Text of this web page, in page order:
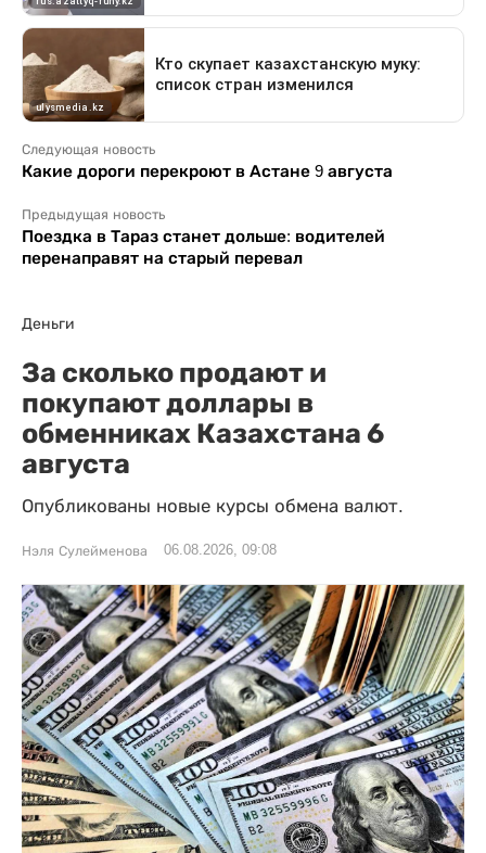
Следующая новость
Какие дороги перекроют в Астане 9 августа
Предыдущая новость
Поездка в Тараз станет дольше: водителей
перенаправят на старый перевал
Деньги
За сколько продают и
покупают доллары в
обменниках Казахстана 6
августа
Опубликованы новые курсы обмена валют.
Нэля Сулейменова 06.08.2026, 09:08